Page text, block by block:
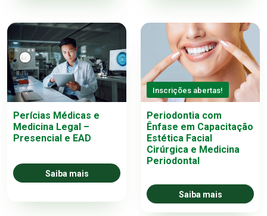
Perícias Médicas e
Medicina Legal –
Presencial e EAD
Saiba mais
Inscrições abertas!
Periodontia com
Ênfase em Capacitação
Estética Facial
Cirúrgica e Medicina
Periodontal
Saiba mais